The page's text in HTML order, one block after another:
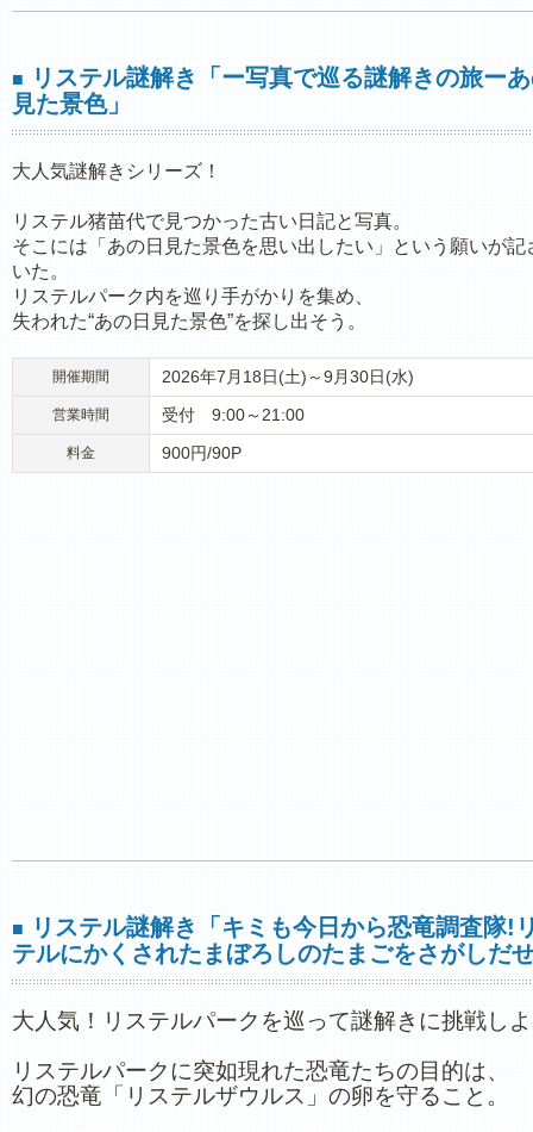
■
リステル謎解き「ー写真で巡る謎解きの旅ー
見た景色」
大人気謎解きシリーズ！
リステル猪苗代で見つかった古い日記と写真。
そこには「あの日見た景色を思い出したい」という願いが記
いた。
リステルパーク内を巡り手がかりを集め、
失われた“あの日見た景色”を探し出そう。
開催期間 2026年7月18日(土)～9月30日(水)
営業時間 受付 9:00～21:00
料金 900円/90P
■
リステル謎解き「キミも今日から恐竜調査隊!
テルにかくされたまぼろしのたまごをさがしだ
大人気！リステルパークを巡って謎解きに挑戦し
リステルパークに突如現れた恐竜たちの目的は、
幻の恐竜「リステルザウルス」の卵を守ること。